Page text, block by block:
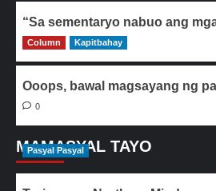
“Sa sementaryo nabuo ang
0
Column Kapitbahay
Ooops, bawal magsayang ng
0
MAMASYAL TAYO
Pasyal Pasyal